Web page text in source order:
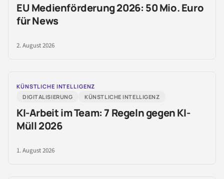
EU Medienförderung 2026: 50 Mio. Euro
für News
2. August 2026
KÜNSTLICHE INTELLIGENZ
DIGITALISIERUNG
KÜNSTLICHE INTELLIGENZ
KI-Arbeit im Team: 7 Regeln gegen KI-
Müll 2026
1. August 2026